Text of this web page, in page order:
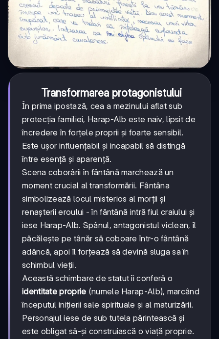
Transformarea protagonistului
În prima ipostază, cea a mezinului aflat sub
protecția familiei, Harap-Alb este naiv, lipsit de
încredere în forțele proprii și foarte sensibil.
Este ușor influențabil și incapabil să distingă
între esență și aparență.
Scena coborârii în fântână marchează un
moment crucial al transformării. Fântâna
simbolizează locul misterios al morții și
renașterii eroului - în fântână intră fiul craiului și
iese Harap-Alb. Spânul, antagonistul viclean, îl
păcălește pe tânăr să coboare într-o fântână
adâncă, apoi îl forțează să devină sluga sa în
schimbul vieții.
Această schimbare de statut îi conferă o
identitate proprie (numele Harap-Alb), marcând
începutul inițierii sale spirituale și al maturizării.
Personajul iese de sub tutela părintească și
este obligat să-și construiască o viață proprie.